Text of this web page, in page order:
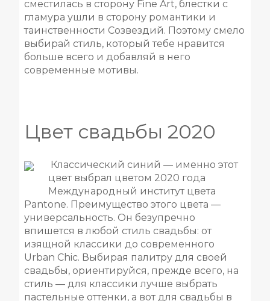
сместилась в сторону Fine Art, блестки с
гламура ушли в сторону романтики и
таинственности Созвездий. Поэтому смело
выбирай стиль, который тебе нравится
больше всего и добавляй в него
современные мотивы.
Цвет свадьбы 2020
Классический синий — именно этот
цвет выбрал цветом 2020 года
Международный институт цвета
Pantone. Преимущество этого цвета —
универсальность. Он безупречно
впишется в любой стиль свадьбы: от
изящной классики до современного
Urban Chic. Выбирая палитру для своей
свадьбы, ориентируйся, прежде всего, на
стиль — для классики лучше выбрать
пастельные оттенки, а вот для свадьбы в